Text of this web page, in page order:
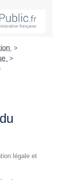
>
>
légale et